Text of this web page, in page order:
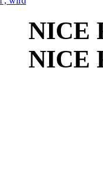
NICE
NICE